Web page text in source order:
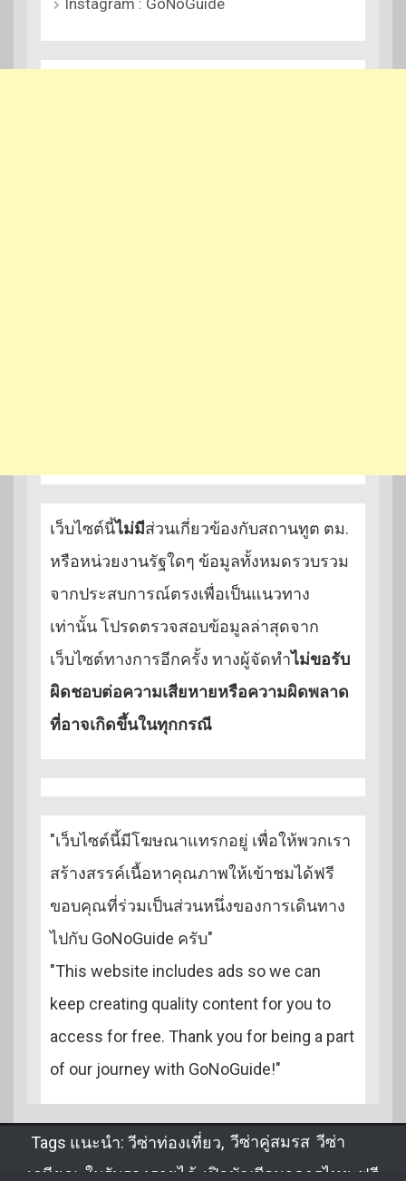
Instagram : GoNoGuide
เว็บไซต์นี้ไม่มีส่วนเกี่ยวข้องกับสถานทูต ตม.
หรือหน่วยงานรัฐใดๆ ข้อมูลทั้งหมดรวบรวม
จากประสบการณ์ตรงเพื่อเป็นแนวทาง
เท่านั้น โปรดตรวจสอบข้อมูลล่าสุดจาก
เว็บไซต์ทางการอีกครั้ง ทางผู้จัดทำไม่ขอรับ
ผิดชอบต่อความเสียหายหรือความผิดพลาด
ที่อาจเกิดขึ้นในทุกกรณี
"เว็บไซต์นี้มีโฆษณาแทรกอยู่ เพื่อให้พวกเรา
สร้างสรรค์เนื้อหาคุณภาพให้เข้าชมได้ฟรี
ขอบคุณที่ร่วมเป็นส่วนหนึ่งของการเดินทาง
ไปกับ GoNoGuide ครับ"
"This website includes ads so we can
keep creating quality content for you to
access for free. Thank you for being a part
of our journey with GoNoGuide!"
Tags แนะนำ: วีซ่าท่องเที่ยว, วีซ่าคู่สมรส ,วีซ่า
เกษียณ ใบรับรองรายได้ เปิดบัญชีธนาคารไทย ฟรี